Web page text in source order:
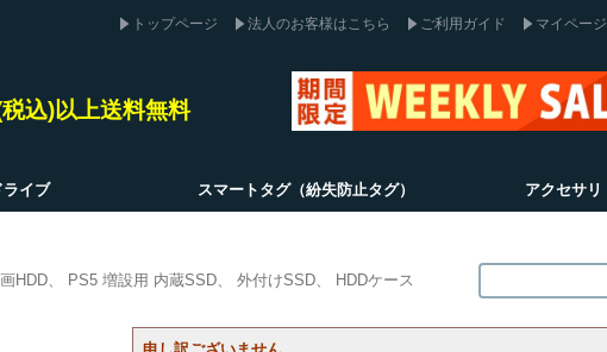
トップページ 法人のお客様はこちら ご利用ガイド マイページ
込)以上送料無料
ライブ スマートタグ（紛失防止タグ） アクセサリ
HDD PS5 増設用 内蔵SSD 外付けSSD HDDケース